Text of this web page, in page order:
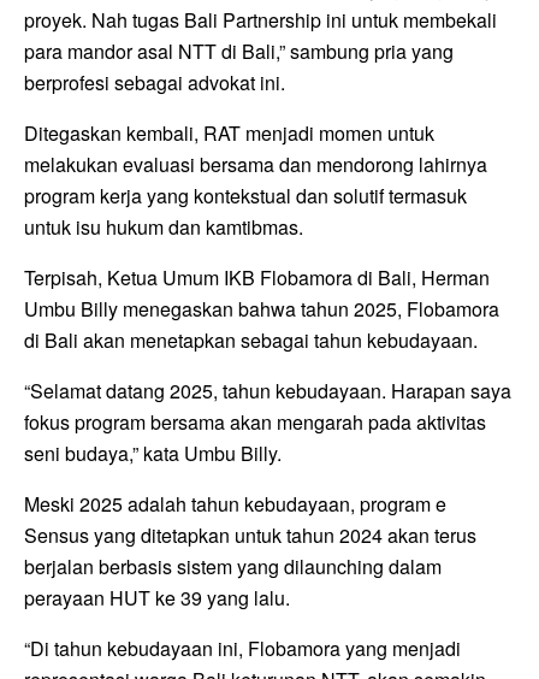
proyek. Nah tugas Bali Partnership ini untuk membekali
para mandor asal NTT di Bali,” sambung pria yang
berprofesi sebagai advokat ini.
Ditegaskan kembali, RAT menjadi momen untuk
melakukan evaluasi bersama dan mendorong lahirnya
program kerja yang kontekstual dan solutif termasuk
untuk isu hukum dan kamtibmas.
Terpisah, Ketua Umum IKB Flobamora di Bali, Herman
Umbu Billy menegaskan bahwa tahun 2025, Flobamora
di Bali akan menetapkan sebagai tahun kebudayaan.
“Selamat datang 2025, tahun kebudayaan. Harapan saya
fokus program bersama akan mengarah pada aktivitas
seni budaya,” kata Umbu Billy.
Meski 2025 adalah tahun kebudayaan, program e
Sensus yang ditetapkan untuk tahun 2024 akan terus
berjalan berbasis sistem yang dilaunching dalam
perayaan HUT ke 39 yang lalu.
“Di tahun kebudayaan ini, Flobamora yang menjadi